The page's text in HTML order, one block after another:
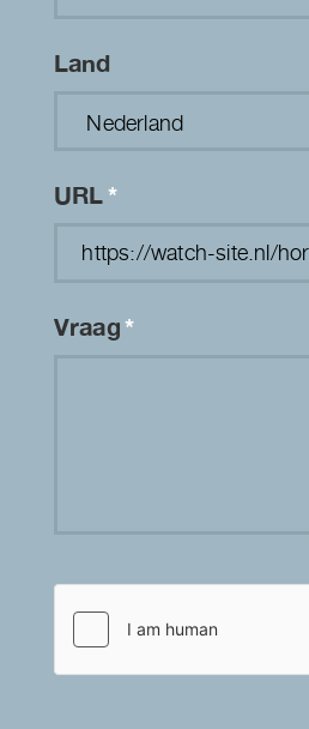
Land
URL*
Vraag*